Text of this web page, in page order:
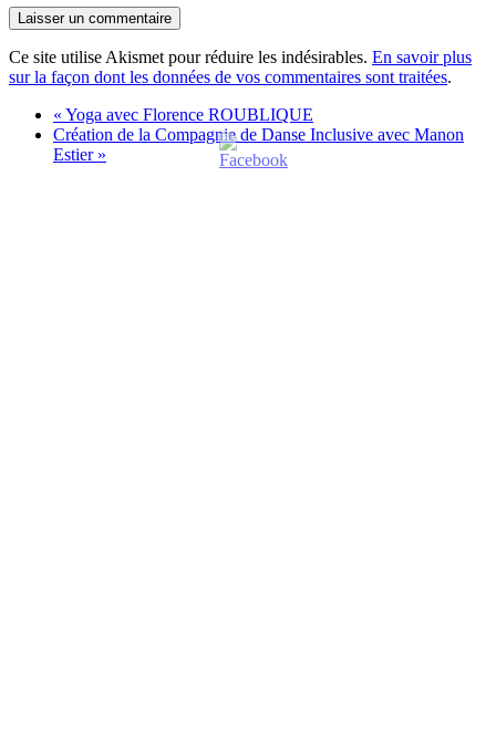
Ce site utilise Akismet pour réduire les indésirables. En savoir plus
sur la façon dont les données de vos commentaires sont traitées.
« Yoga avec Florence ROUBLIQUE
Création de la Compagnie de Danse Inclusive avec Manon
Estier »